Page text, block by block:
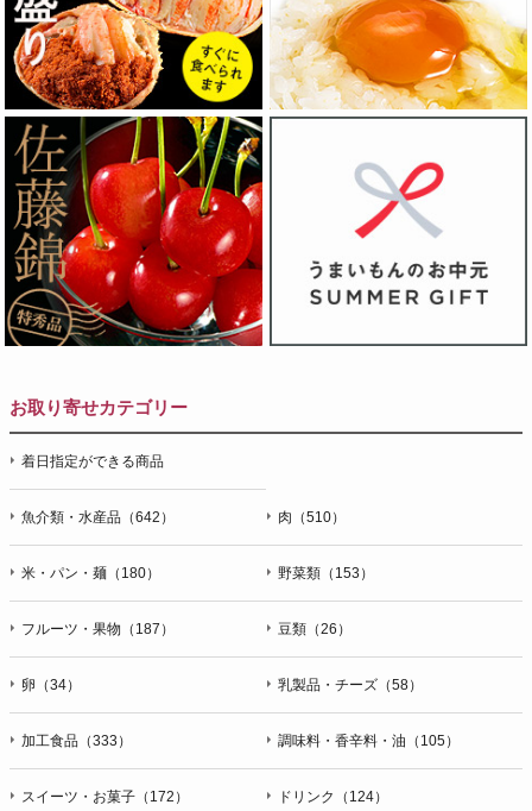
お取り寄せカテゴリー
着日指定ができる商品
魚介類・水産品（642） 肉（510）
米・パン・麺（180） 野菜類（153）
フルーツ・果物（187） 豆類（26）
卵（34） 乳製品・チーズ（58）
加工食品（333） 調味料・香辛料・油（105）
スイーツ・お菓子（172） ドリンク（124）